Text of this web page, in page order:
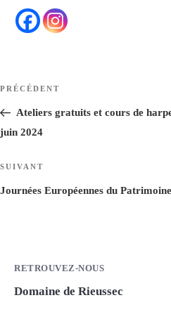
l’article
Article
précédent
PRÉCÉDENT
Ateliers gratuits et cours de
juin 2024
Article
suivant
SUIVANT
Journées Européennes du
RETROUVEZ-NOUS
Domaine de Rieussec